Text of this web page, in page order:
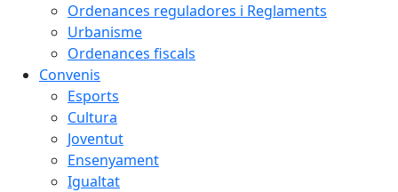
Ordenances reguladores i Reglaments
Urbanisme
Ordenances fiscals
Convenis
Esports
Cultura
Joventut
Ensenyament
Igualtat